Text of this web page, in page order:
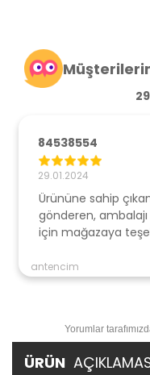
84538554
29.01.2024
Ürününe sahip
gönderen, ambalajı
için mağazaya
antencim
Yorumlar
ÜRÜN